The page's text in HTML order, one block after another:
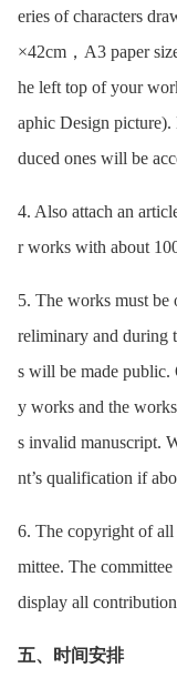
eries of characters
×42cm，A3 paper
he left top of your
aphic Design
duced ones will be
4. Also attach an
r works with about
5. The works must be
reliminary and during
s will be made public.
y works and the
s invalid manuscript.
nt’s qualification if
6. The copyright of all
mittee. The
display all
五、时间安排